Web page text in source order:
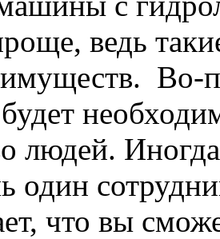
ведь
Во-
будет
людей.
один
что вы